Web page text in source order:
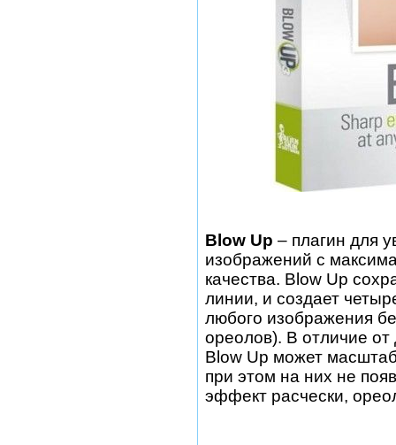
Blow Up – плагин для
изображений с
качества. Blow Up
линии, и создает
любого изображения
ореолов). В отличие
Blow Up может
при этом на них не
эффект расчески,